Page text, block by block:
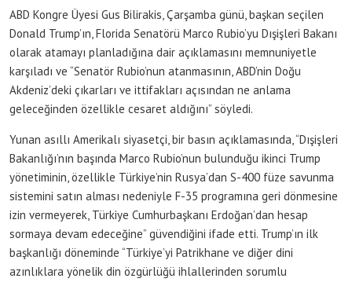
ABD Kongre Üyesi Gus Bilirakis, Çarşamba günü, başkan seçilen
Donald Trump’ın, Florida Senatörü Marco Rubio’yu Dışişleri Bakanı
olarak atamayı planladığına dair açıklamasını memnuniyetle
karşıladı ve “Senatör Rubio’nun atanmasının, ABD’nin Doğu
Akdeniz’deki çıkarları ve ittifakları açısından ne anlama
geleceğinden özellikle cesaret aldığını” söyledi.
Yunan asıllı Amerikalı siyasetçi, bir basın açıklamasında, “Dışişleri
Bakanlığı’nın başında Marco Rubio’nun bulunduğu ikinci Trump
yönetiminin, özellikle Türkiye’nin Rusya’dan S-400 füze savunma
sistemini satın alması nedeniyle F-35 programına geri dönmesine
izin vermeyerek, Türkiye Cumhurbaşkanı Erdoğan’dan hesap
sormaya devam edeceğine” güvendiğini ifade etti. Trump’ın ilk
başkanlığı döneminde “Türkiye’yi Patrikhane ve diğer dini
azınlıklara yönelik din özgürlüğü ihlallerinden sorumlu